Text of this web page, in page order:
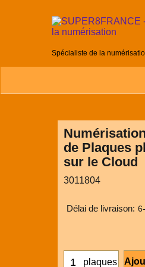
Spécialiste de la
de Plaques
sur le Cloud
3011804
Délai de livraison:
plaques